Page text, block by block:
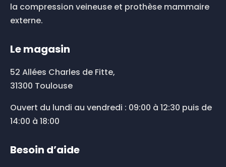
la compression veineuse et prothèse mammaire
externe.
Le magasin
52 Allées Charles de Fitte,
31300 Toulouse
Ouvert du lundi au vendredi : 09:00 à 12:30 puis de
14:00 à 18:00
Besoin d’aide